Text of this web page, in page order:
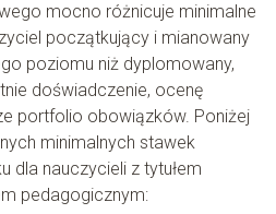
mocno różnicuje minimalne
początkujący i mianowany
poziomu niż dyplomowany,
doświadczenie, ocenę
portfolio obowiązków. Poniżej
minimalnych stawek
dla nauczycieli z tytułem
pedagogicznym: